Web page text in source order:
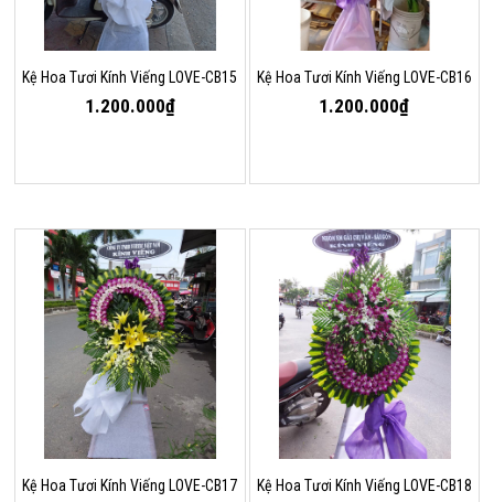
Kệ Hoa Tươi Kính Viếng LOVE-CB15
1.200.000₫
Kệ Hoa Tươi Kính Viếng LOVE-CB16
1.200.000₫
Kệ Hoa Tươi Kính Viếng LOVE-CB17 Kệ Hoa Tươi Kính Viếng LOVE-CB18